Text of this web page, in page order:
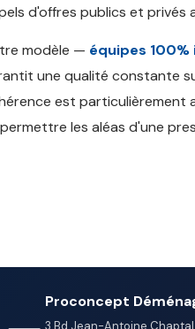
d'offres publics et privés
modèle — équipes
une qualité constante
est particulièrement
les aléas d'une
Proconcept
3 Bd Jean-Antoine Chaptal,